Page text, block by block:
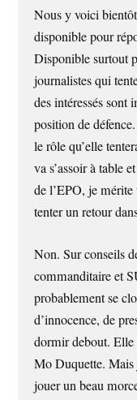
Nous y voici
disponible pour
Disponible surtout
journalistes qui
des intéressés sont
position de
le rôle qu’elle
va s’assoir à table
de l’EPO, je mérite
tenter un retour
Non. Sur conseils
commanditaire et
probablement se
d’innocence, de
dormir debout. Elle
Mo Duquette. Mais
jouer un beau